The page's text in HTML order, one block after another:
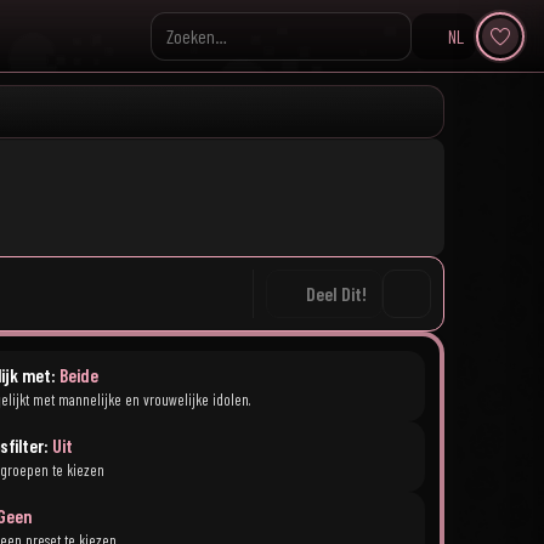
Search KpopVisage
NL
Deel Dit!
met: Beide
met mannelijke en vrouwelijke idolen.
Uit
te kiezen